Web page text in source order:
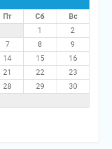
Пт Сб
Вс
1
2
7 8
9
14 15
16
21 22
23
28 29
30